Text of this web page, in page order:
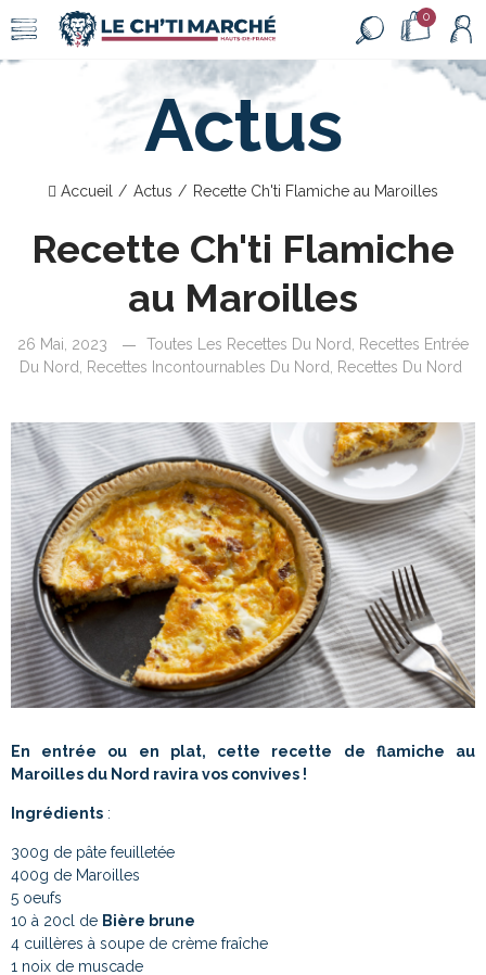
0
Actus
Accueil Actus Recette Ch'ti Flamiche au Maroilles
Recette Ch'ti Flamiche
au Maroilles
26 Mai, 2023 Toutes Les Recettes Du Nord
Recettes Entrée
Du Nord
Recettes Incontournables Du Nord Recettes Du Nord
En entrée ou en plat, cette recette de flamiche au
Maroilles du Nord ravira vos convives !
Ingrédients :
300g de pâte feuilletée
400g de Maroilles
5 oeufs
10 à 20cl de Bière brune
4 cuillères à soupe de crème fraîche
1 noix de muscade